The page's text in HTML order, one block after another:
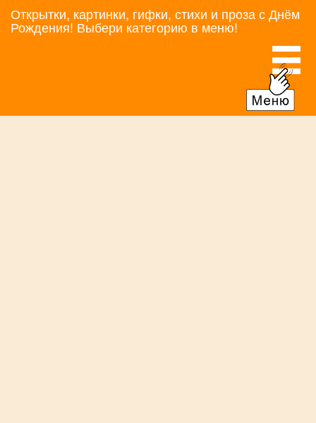
Открытки, картинки, гифки, стихи и проза с Днём
Рождения! Выбери категорию в меню!